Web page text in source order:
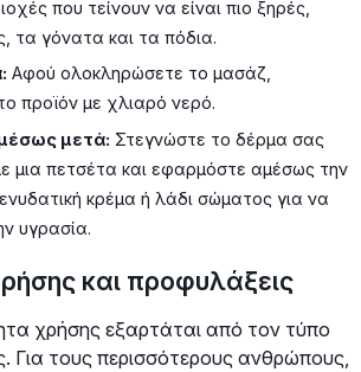
που τείνουν να είναι πιο ξηρές,
τα γόνατα και τα πόδια.
Αφού ολοκληρώσετε το μασάζ,
προϊόν με χλιαρό νερό.
μετά: Στεγνώστε το δέρμα σας
μια πετσέτα και εφαρμόστε αμέσως την
κρέμα ή λάδι σώματος για να
υγρασία.
και προφυλάξεις
χρήσης εξαρτάται από τον τύπο
Για τους περισσότερους ανθρώπους,